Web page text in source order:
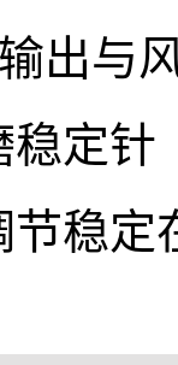
出与
稳定针
稳定